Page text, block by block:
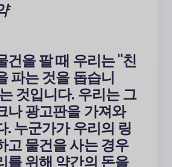
건을 팔 때 우리는 "친
파는 것을 돕습니
것입니다. 우리는 그
나 광고판을 가져와
. 누군가가 우리의 링
고 물건을 사는 경우
를 위해 약간의 돈을